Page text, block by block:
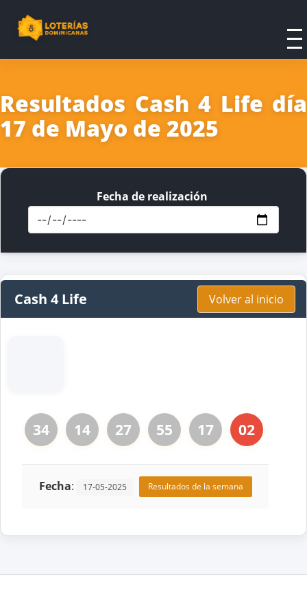
Resultados Cash 4 Life día
17 de Mayo de 2025
Fecha de realización
Cash 4 Life Volver al inicio
34 14 27 55 17 02
Fecha: 17-05-2025 Resultados de la semana